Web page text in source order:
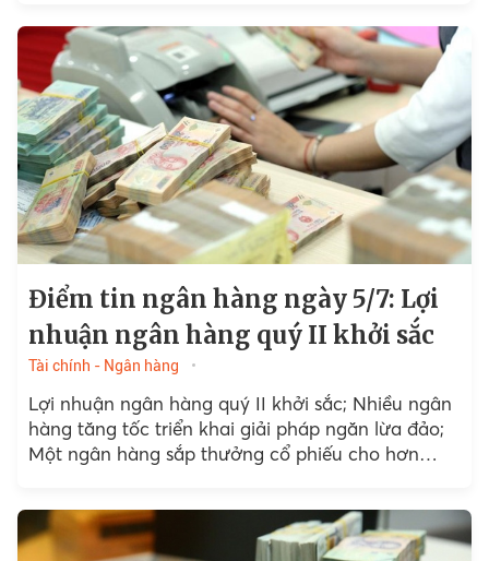
Điểm tin ngân hàng ngày 5/7: Lợi
nhuận ngân hàng quý II khởi sắc
Tài chính - Ngân hàng
Lợi nhuận ngân hàng quý II khởi sắc; Nhiều ngân
hàng tăng tốc triển khai giải pháp ngăn lừa đảo;
Một ngân hàng sắp thưởng cổ phiếu cho hơn